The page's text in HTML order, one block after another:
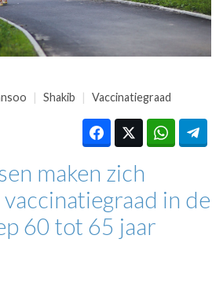
VAKHANDEL
Shakib Vaccinatiegraad
maken zich
in de
60 tot 65 jaar